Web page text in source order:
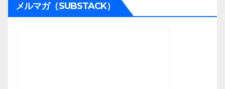
メルマガ（SUBSTACK）